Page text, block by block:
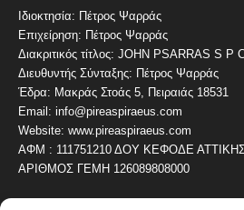
Ιδιοκτησία: Πέτρος Ψαρράς
Επιχείρηση: Πέτρος Ψαρράς
Διακριτικός τίτλος: JOHN PSARRAS S P
Διευθυντής Σύνταξης: Πέτρος Ψαρράς
Έδρα: Μακράς Στοάς 5, Πειραιάς 18531
Email: info@pireaspiraeus.com
Website: www.pireaspiraeus.com
ΑΦΜ : 111751210 ΔΟΥ ΚΕΦΟΔΕ
ΑΡΙΘΜΟΣ ΓΕΜΗ 126089808000